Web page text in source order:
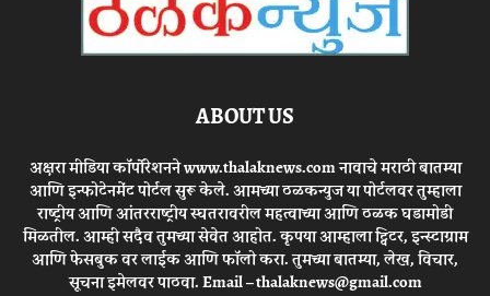
ABOUT US
अक्षरा मीडिया कॉर्पोरेशनने www.thalaknews.com नावाचे मराठी बातम्या
आणि इन्फोटेनमेंट पोर्टल सुरू केले. आमच्या ठळकन्युज या पोर्टलवर तुम्हाला
राष्ट्रीय आणि आंतरराष्ट्रीय स्घतरावरील महत्वाच्या आणि ठळक घडामोडी
मिळतील. आम्ही सदैव तुमच्या सेवेत आहोत. कृपया आम्हाला ट्विटर, इन्स्टाग्राम
आणि फेसबुक वर लाईक आणि फॉलो करा. तुमच्या बातम्या, लेख, विचार,
सूचना इमेलवर पाठवा. Email – thalaknews@gmail.com